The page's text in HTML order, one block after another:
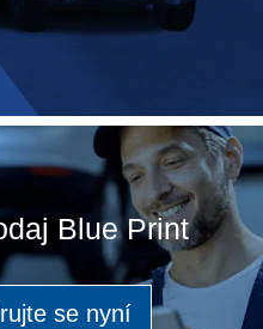
Blue Print
se nyní